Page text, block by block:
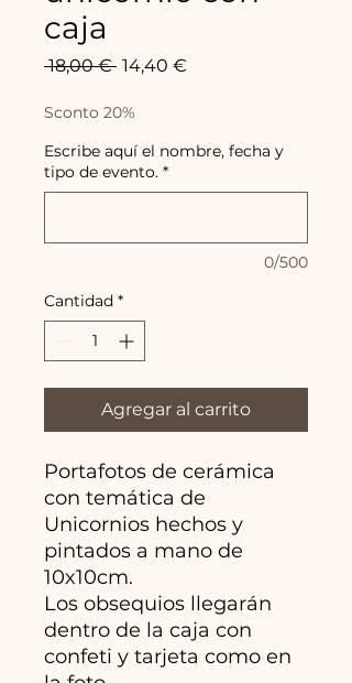
caja
18,00 € Precio
14,40 €
Sconto 20%
Escribe aquí el nombre, fecha y
tipo de evento. *
0/500
Cantidad *
Agregar al carrito
Portafotos de cerámica
con temática de
Unicornios hechos y
pintados a mano de
10x10cm.
Los obsequios llegarán
dentro de la caja con
confeti y tarjeta como en